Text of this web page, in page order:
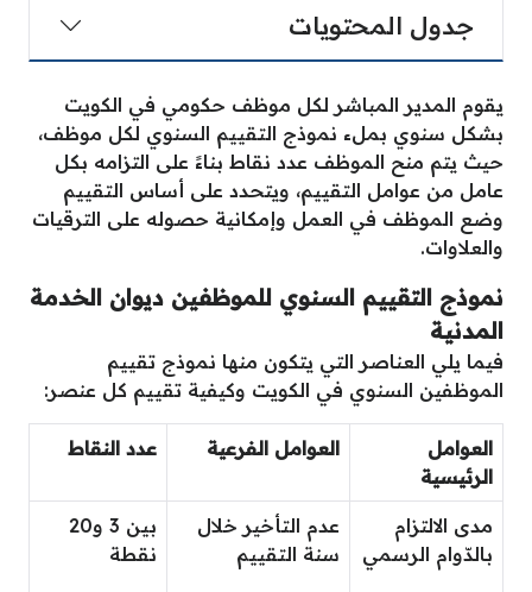
جدول المحتويات
يقوم المدير المباشر لكل موظف حكومي في الكويت
بشكل سنوي بملء نموذج التقييم السنوي لكل موظف،
حيث يتم منح الموظف عدد نقاط بناءََ على التزامه بكل
عامل من عوامل التقييم، ويتحدد على أساس التقييم
وضع الموظف في العمل وإمكانية حصوله على الترقيات
والعلاوات.
نموذج التقييم السنوي للموظفين ديوان الخدمة
المدنية
فيما يلي العناصر التي يتكون منها نموذج تقييم
الموظفين السنوي في الكويت وكيفية تقييم كل عنصر:
العوامل
الرئيسية
العوامل الفرعية عدد النقاط
مدى الالتزام
بالدّوام الرسمي
عدم التأخير خلال
سنة التقييم
بين 3 و20
نقطة